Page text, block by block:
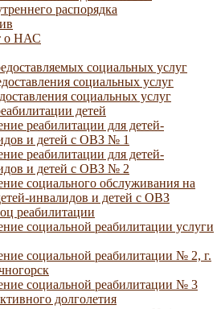
распорядка
о НАС
социальных услуг
социальных услуг
социальных услуг
детей
реабилитации для детей-
и детей с ОВЗ № 1
реабилитации для детей-
и детей с ОВЗ № 2
социального обслуживания на
инвалидов и детей с ОВЗ
реабилитации
социальной реабилитации услуги
социальной реабилитации № 2, г.
социальной реабилитации № 3
долголетия